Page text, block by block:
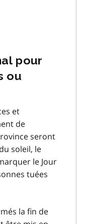
pour
ou
et
de
seront
soleil, le
le Jour
tuées
la fin de